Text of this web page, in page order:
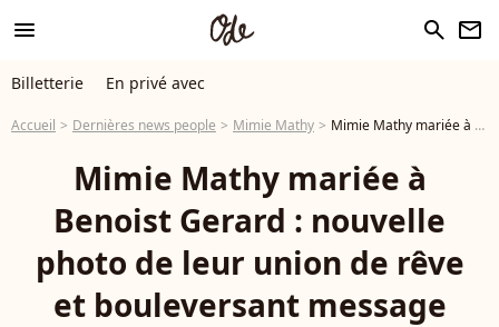
menu search newsletter
Billetterie En privé avec
Accueil Dernières news people Mimie Mathy Mimie Mathy mariée à Benoist Gerard : nouvelle photo de leur union de rêve et bouleversant message
Mimie Mathy mariée à
Benoist Gerard : nouvelle
photo de leur union de rêve
et bouleversant message